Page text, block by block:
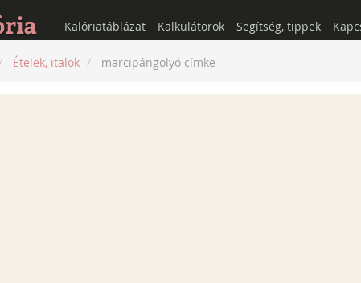
Kalóriatáblázat Kalkulátorok Segítség, tippek
Ételek, italok marcipángolyó címke